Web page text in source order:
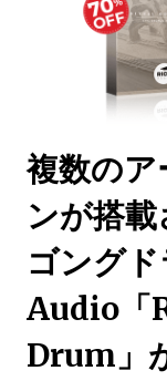
複数のア
ンが搭
ゴング
Audio「
Drum」